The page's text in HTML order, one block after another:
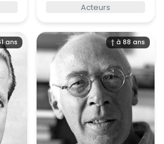
Acteurs
ans † à 88 ans